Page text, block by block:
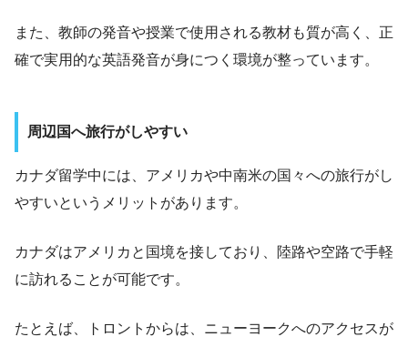
また、教師の発音や授業で使用される教材も質が高く、正
確で実用的な英語発音が身につく環境が整っています。
周辺国へ旅行がしやすい
カナダ留学中には、アメリカや中南米の国々への旅行がし
やすいというメリットがあります。
カナダはアメリカと国境を接しており、陸路や空路で手軽
に訪れることが可能です。
たとえば、トロントからは、ニューヨークへのアクセスが